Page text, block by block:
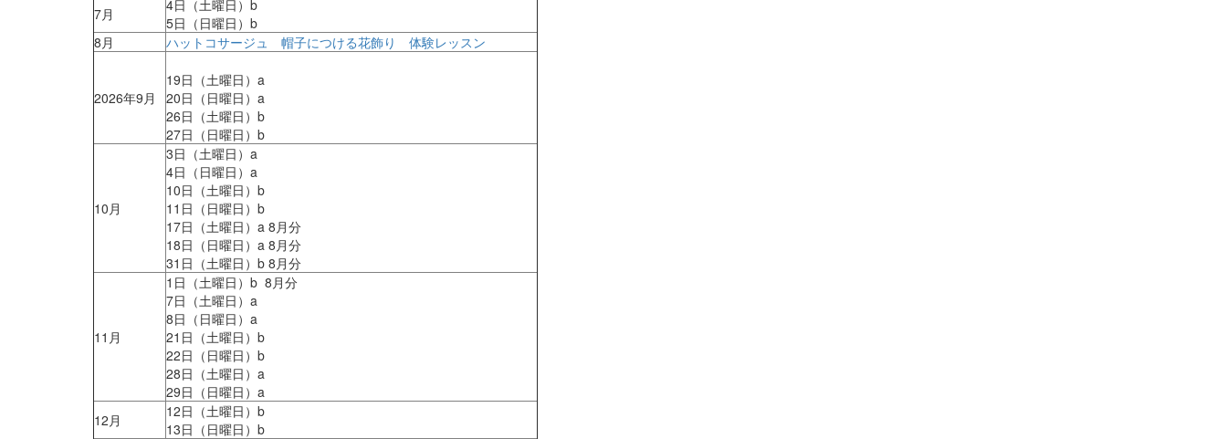
7月
4日（土曜日）b
5日（日曜日）b
8月
ハットコサージュ 帽子につける花飾り 体験レッスン
2026年9月
19日（土曜日）a
20日（日曜日）a
26日（土曜日）b
27日（日曜日）b
10月
3日（土曜日）a
4日（日曜日）a
10日（土曜日）b
11日（日曜日）b
17日（土曜日）a 8月分
18日（日曜日）a 8月分
31日（土曜日）b 8月分
11月
1日（土曜日）b 8月分
7日（土曜日）a
8日（日曜日）a
21日（土曜日）b
22日（日曜日）b
28日（土曜日）a
29日（日曜日）a
12月
12日（土曜日）b
13日（日曜日）b